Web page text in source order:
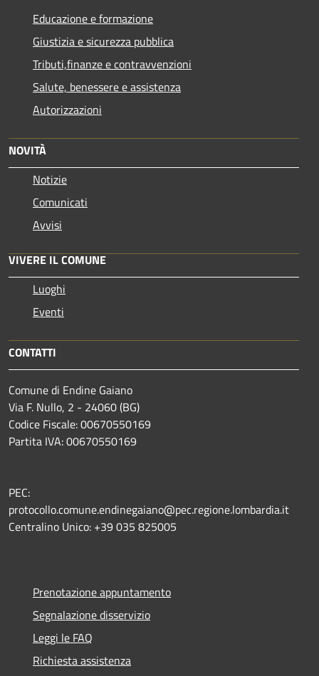
Educazione e formazione
Giustizia e sicurezza pubblica
Tributi,finanze e contravvenzioni
Salute, benessere e assistenza
Autorizzazioni
NOVITÀ
Notizie
Comunicati
Avvisi
VIVERE IL COMUNE
Luoghi
Eventi
CONTATTI
Comune di Endine Gaiano
Via F. Nullo, 2 - 24060 (BG)
Codice Fiscale: 00670550169
Partita IVA: 00670550169
PEC:
protocollo.comune.endinegaiano@pec.regione.lombardia.it
Centralino Unico: +39 035 825005
Prenotazione appuntamento
Segnalazione disservizio
Leggi le FAQ
Richiesta assistenza